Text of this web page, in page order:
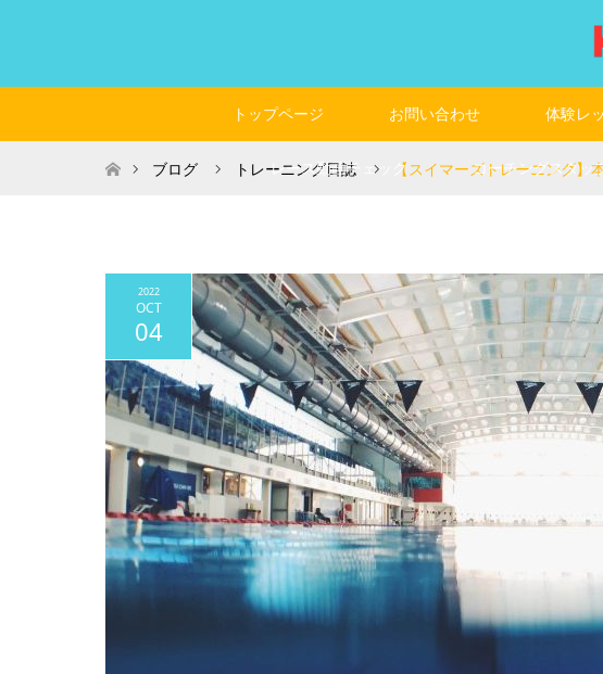
トップページ お問い合わせ 体験レ
レース動画チェック コーチングスタッ
ホームブログ トレーニング日誌 【スイマーズトレーニング】
2022
OCT
04